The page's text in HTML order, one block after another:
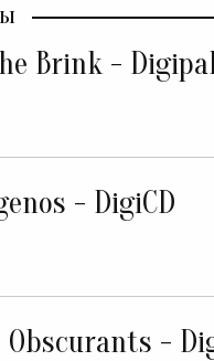
Brink -
- DigiCD
-